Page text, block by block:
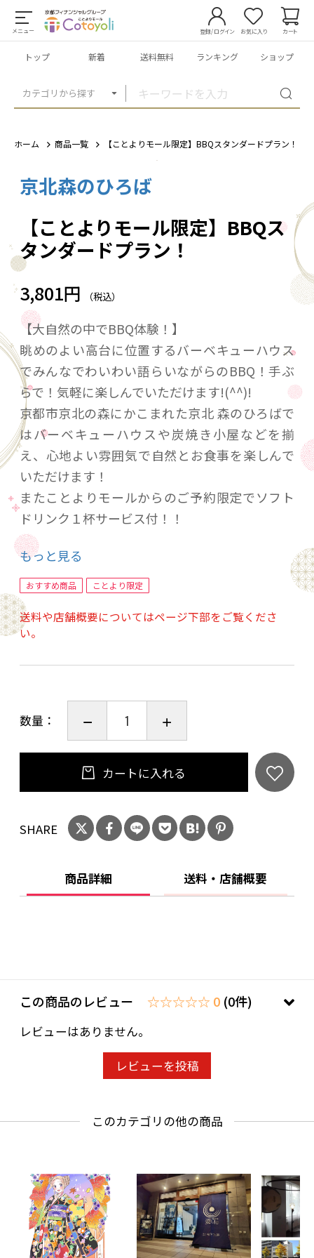
メニュー
カテゴリから探す
登録/ログイン お気に入り カート
トップ 新着 送料無料 ランキング ショップ
ホーム 商品一覧 【ことよりモール限定】BBQスタンダードプラン！
京北森のひろば
【ことよりモール限定】BBQス
タンダードプラン！
3,801円 （税込）
【大自然の中でBBQ体験！】
眺めのよい高台に位置するバーベキューハウス
でみんなでわいわい語らいながらのBBQ！手ぶ
らで！気軽に楽しんでいただけます!(^^)!
京都市京北の森にかこまれた京北 森のひろばで
はバーベキューハウスや炭焼き小屋などを揃
え、心地よい雰囲気で自然とお食事を楽しんで
いただけます！
またことよりモールからのご予約限定でソフト
ドリンク１杯サービス付！！
【コース内容】
1人前 ￥3,800(税込)
・国産牛バラ 40ｇ
・牛ハラミ 80ｇ
・ウインナー 70g
・お好きなソフトドリンク１杯
別途現地にてドリンク代要
【お問い合わせ】
京北森のひろば
〒601-0321
TEL 075-744-6228
承ります。
営業時間 10:30~17:00
②ご来店人数選択後、ご購入をお願いいたしま
をお伝えください。
【キャンセル・変更】
■キャンセル等につきましては、前日までにお
電話にてご連絡ください。当日キャンセル及び
無断キャンセルされた場合、返金は致しかねま
もっと見る
おすすめ商品 ことより限定
送料や店舗概要についてはページ下部をご覧くださ
い。
数量：
カートに入れる
SHARE
商品詳細 送料・店舗概要
この商品のレビュー ☆☆☆☆☆ 0 (0件)
レビューはありません。
レビューを投稿
このカテゴリの他の商品